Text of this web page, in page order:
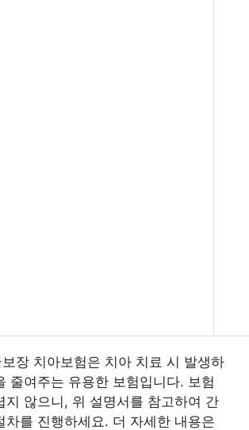
장 치아보험은 치아 치료 시 발생하
줄여주는 유용한 보험입니다. 보험
지 않으니, 위 설명서를 참고하여 간
차를 진행하세요. 더 자세한 내용은